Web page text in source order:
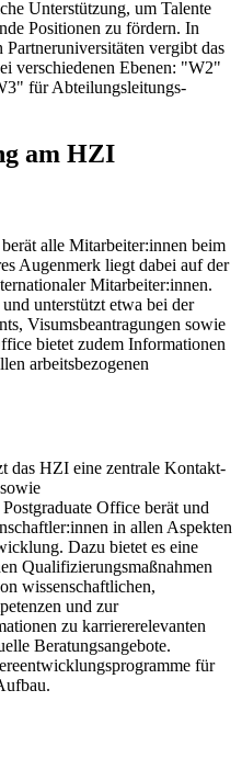
Unterstützung, um Talente
Positionen zu fördern. In
Partneruniversitäten vergibt das
verschiedenen Ebenen: "W2"
für Abteilungsleitungs-
am HZI
alle Mitarbeiter:innen beim
Augenmerk liegt dabei auf der
Mitarbeiter:innen.
unterstützt etwa bei der
Visumsbeantragungen sowie
bietet zudem Informationen
arbeitsbezogenen
das HZI eine zentrale Kontakt-
Office berät und
in allen Aspekten
Dazu bietet es eine
Qualifizierungsmaßnahmen
wissenschaftlichen,
und zur
zu karriererelevanten
Beratungsangebote.
für